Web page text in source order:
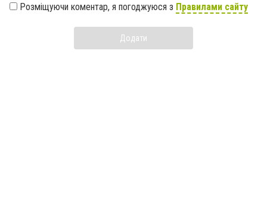
Розміщуючи коментар, я погоджуюся з Правилами сайту
Додати